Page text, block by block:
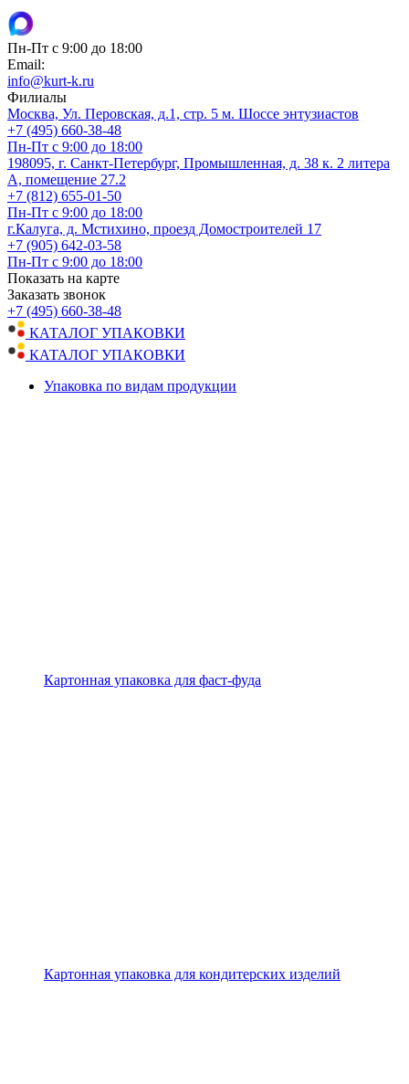
Пн-Пт с 9:00 до 18:00
Email:
info@kurt-k.ru
Филиалы
Москва, Ул. Перовская, д.1, стр. 5 м. Шоссе энтузиастов
+7 (495) 660-38-48
Пн-Пт с 9:00 до 18:00
198095, г. Санкт-Петербург, Промышленная, д. 38 к. 2 литера
А, помещение 27.2
+7 (812) 655-01-50
Пн-Пт с 9:00 до 18:00
г.Калуга, д. Мстихино, проезд Домостроителей 17
+7 (905) 642-03-58
Пн-Пт с 9:00 до 18:00
Показать на карте
Заказать звонок
+7 (495) 660-38-48
КАТАЛОГ УПАКОВКИ
КАТАЛОГ УПАКОВКИ
Упаковка по видам продукции
Картонная упаковка для фаст-фуда
Картонная упаковка для кондитерских изделий